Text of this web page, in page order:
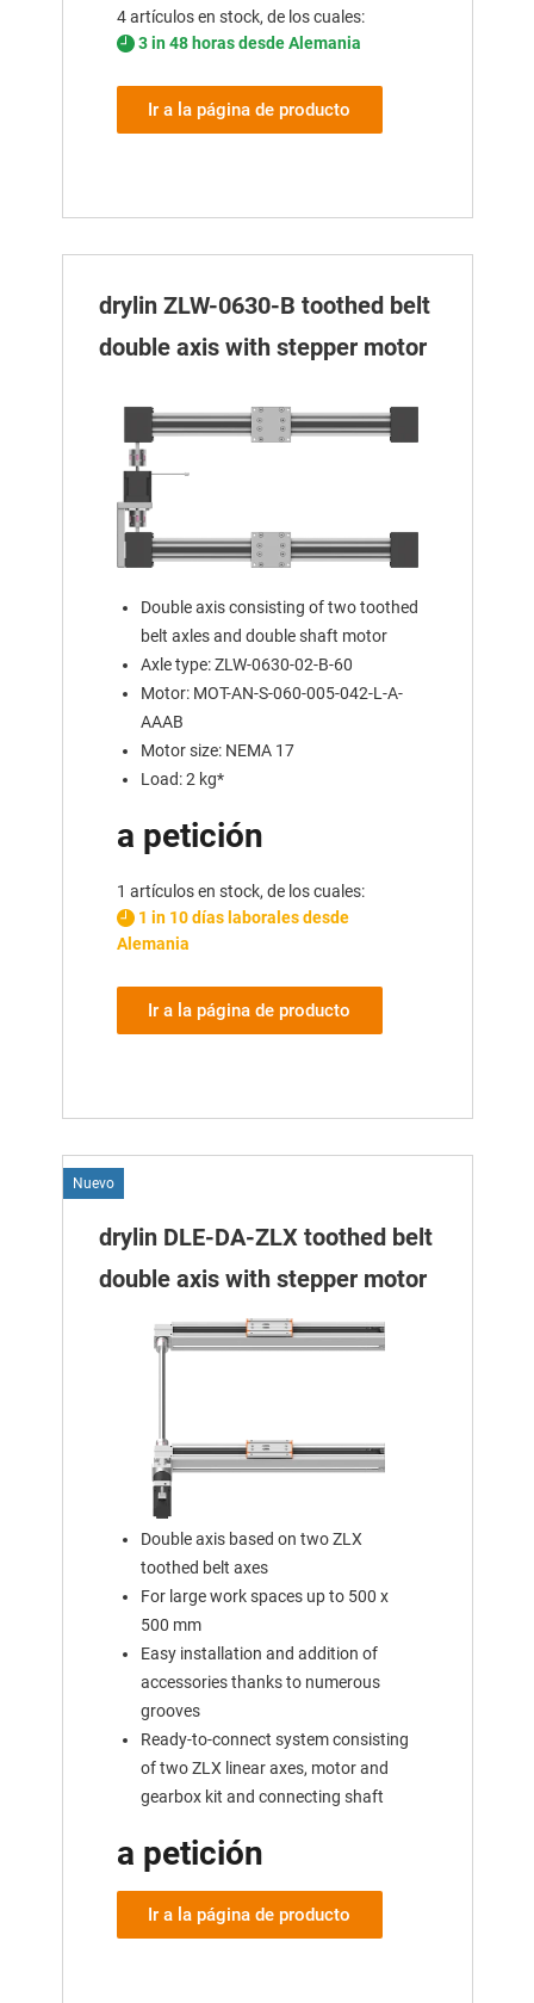
4 artículos en stock, de los cuales:
3 in 48 horas desde Alemania
Ir a la página de producto
drylin ZLW-0630-B toothed belt
double axis with stepper motor
Double axis consisting of two toothed
belt axles and double shaft motor
Axle type: ZLW-0630-02-B-60
Motor: MOT-AN-S-060-005-042-L-A-
AAAB
Motor size: NEMA 17
Load: 2 kg*
a petición
1 artículos en stock, de los cuales:
1 in 10 días laborales desde
Alemania
Ir a la página de producto
Nuevo
drylin DLE-DA-ZLX toothed belt
double axis with stepper motor
Double axis based on two ZLX
toothed belt axes
For large work spaces up to 500 x
500 mm
Easy installation and addition of
accessories thanks to numerous
grooves
Ready-to-connect system consisting
of two ZLX linear axes, motor and
gearbox kit and connecting shaft
a petición
Ir a la página de producto